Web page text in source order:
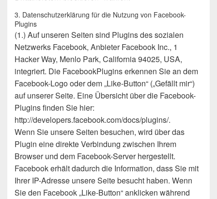
3. Datenschutzerklärung für die Nutzung von Facebook-
Plugins
(1.) Auf unseren Seiten sind Plugins des sozialen
Netzwerks Facebook, Anbieter Facebook Inc., 1
Hacker Way, Menlo Park, California 94025, USA,
integriert. Die FacebookPlugins erkennen Sie an dem
Facebook-Logo oder dem „Like-Button“ („Gefällt mir“)
auf unserer Seite. Eine Übersicht über die Facebook-
Plugins finden Sie hier:
http://developers.facebook.com/docs/plugins/.
Wenn Sie unsere Seiten besuchen, wird über das
Plugin eine direkte Verbindung zwischen Ihrem
Browser und dem Facebook-Server hergestellt.
Facebook erhält dadurch die Information, dass Sie mit
Ihrer IP-Adresse unsere Seite besucht haben. Wenn
Sie den Facebook „Like-Button“ anklicken während